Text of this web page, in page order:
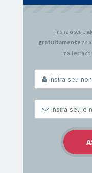
Insira o seu
gratuitamente as
mail está